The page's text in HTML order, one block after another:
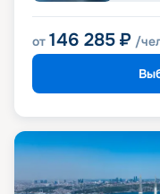
от 146 285 ₽ /